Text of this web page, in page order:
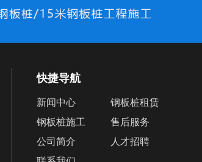
快捷导航
新闻中心
钢板桩租赁
钢板桩施工
售后服务
公司简介
人才招聘